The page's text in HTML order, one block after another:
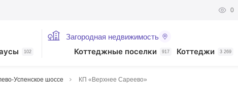
0
102
Загородная недвижимость
Коттеджные поселки 917 Коттеджи 3 269
Успенское шоссе КП «Верхнее Сареево»